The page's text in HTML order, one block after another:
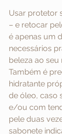
Usar protetor
– e retocar
é apenas um
necessários
beleza ao seu
Também é
hidratante
de óleo, caso
e/ou com
pele duas
sabonete